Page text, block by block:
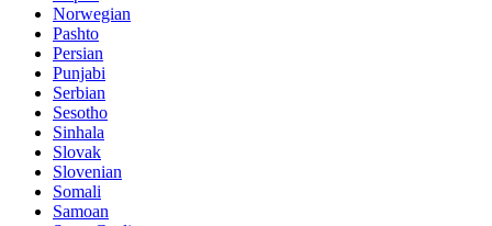
Norwegian
Pashto
Persian
Punjabi
Serbian
Sesotho
Sinhala
Slovak
Slovenian
Somali
Samoan